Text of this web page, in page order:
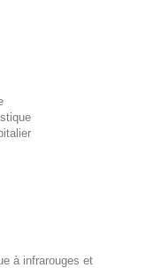
à infrarouges et